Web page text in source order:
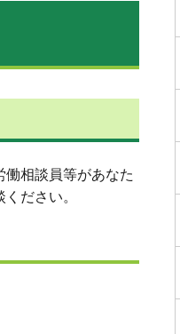
相談員等があなた
ださい。